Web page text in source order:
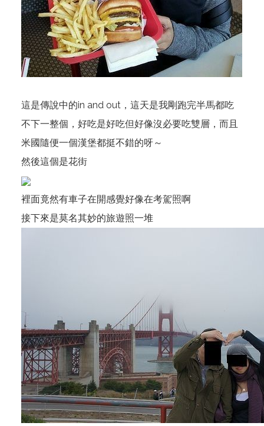
這是傳說中的in and out，這天是我剛跑完半馬都吃
不下一整個，好吃是好吃但好像沒必要吃雙層，而且
米國隨便一個漢堡都挺不錯的呀～
然後這個是花街
裡面竟然有車子在開感覺好像在考駕照啊
接下來是莫名其妙的旅遊照一堆